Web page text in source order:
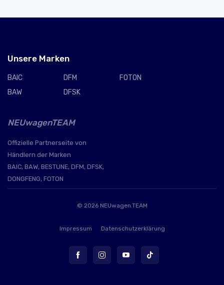
Unsere Marken
BAIC
BAW
DFM
DFSK
FOTON
NEUwagenTEAM
Offizielle Partnerseite von
Händlern der Marken
BAIC, BAW, BESTUNE, DFM, DFSK,
DONGFENG, FOTON
© 2026 NEUwagen.TEAM
Impressum Datenschutzerklärung